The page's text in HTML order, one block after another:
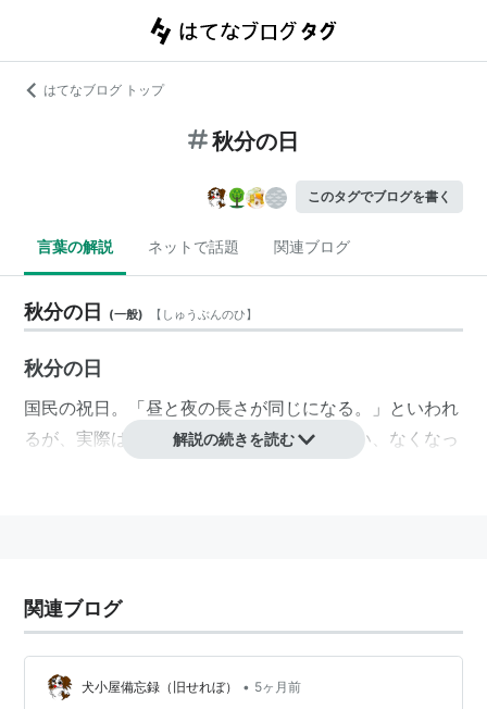
はてなブログ トップ
秋分の日
このタグでブログを書く
言葉の解説 ネットで話題 関連ブログ
秋分の日 (一般) 【 しゅうぶんのひ】
秋分の日
国民の祝日。「昼と夜の長さが同じになる。」といわれ
るが、実際は昼の方が長い。祖先をうやまい、なくなっ
日」も登場する。
1947年までは「秋季皇霊祭」という皇室関係の祝日で
あった。
解説の続きを読む
関連ブログ
犬小屋備忘録（旧せれぼ） • 5ヶ月前